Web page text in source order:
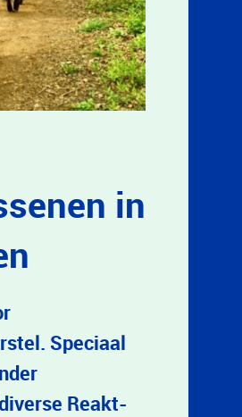
in
Speciaal
Reakt-